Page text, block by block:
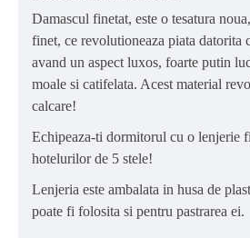
Damascul finetat, este o tesatura
finet, ce revolutioneaza piata datorita
avand un aspect luxos, foarte putin
moale si catifelata. Acest material
calcare!
Echipeaza-ti dormitorul cu o lenjerie
hotelurilor de 5 stele!
Lenjeria este ambalata in husa de
poate fi folosita si pentru pastrarea ei.